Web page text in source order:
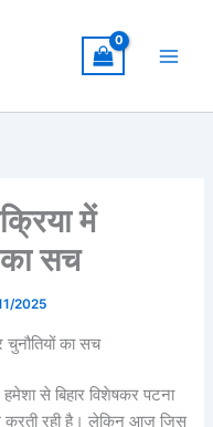
में
का सच
2025
चुनौतियों का सच
हमेशा से बिहार विशेषकर पटना
करती रही है। लेकिन आज जिस